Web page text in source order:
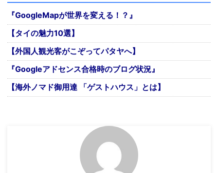
『GoogleMapが世界を変える！？』
【タイの魅力10選】
【外国人観光客がこぞってパタヤへ】
『Googleアドセンス合格時のブログ状況』
【海外ノマド御用達 「ゲストハウス」とは】